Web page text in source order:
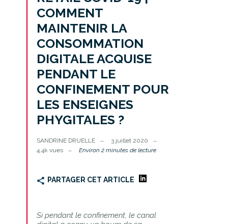
COMMENT
MAINTENIR LA
CONSOMMATION
DIGITALE ACQUISE
PENDANT LE
CONFINEMENT POUR
LES ENSEIGNES
PHYGITALES ?
SANDRINE DRUELLE
3 juillet 2020
4.4k vues
Environ 2 minutes de lecture
PARTAGER CET ARTICLE
Si pendant le confinement, le canal